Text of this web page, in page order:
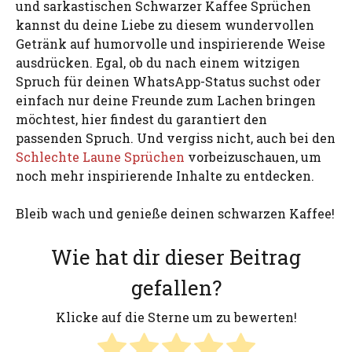
und sarkastischen Schwarzer Kaffee Sprüchen
kannst du deine Liebe zu diesem wundervollen
Getränk auf humorvolle und inspirierende Weise
ausdrücken. Egal, ob du nach einem witzigen
Spruch für deinen WhatsApp-Status suchst oder
einfach nur deine Freunde zum Lachen bringen
möchtest, hier findest du garantiert den
passenden Spruch. Und vergiss nicht, auch bei den
Schlechte Laune Sprüchen vorbeizuschauen, um
noch mehr inspirierende Inhalte zu entdecken.
Bleib wach und genieße deinen schwarzen Kaffee!
Wie hat dir dieser Beitrag
gefallen?
Klicke auf die Sterne um zu bewerten!